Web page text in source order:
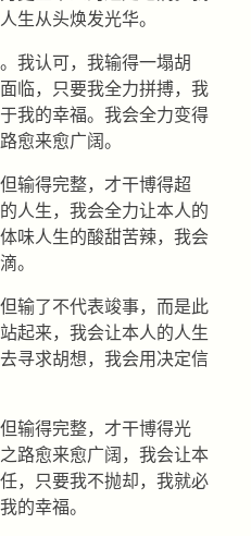
生从头焕发光华。
我认可，我输得一塌胡
临，只要我全力拼搏，我
我的幸福。我会全力变得
愈来愈广阔。
输得完整，才干博得超
人生，我会全力让本人的
味人生的酸甜苦辣，我会
。
输了不代表竣事，而是此
起来，我会让本人的人生
寻求胡想，我会用决定信
输得完整，才干博得光
路愈来愈广阔，我会让本
，只要我不抛却，我就必
的幸福。